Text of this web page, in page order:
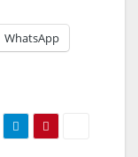
WhatsApp